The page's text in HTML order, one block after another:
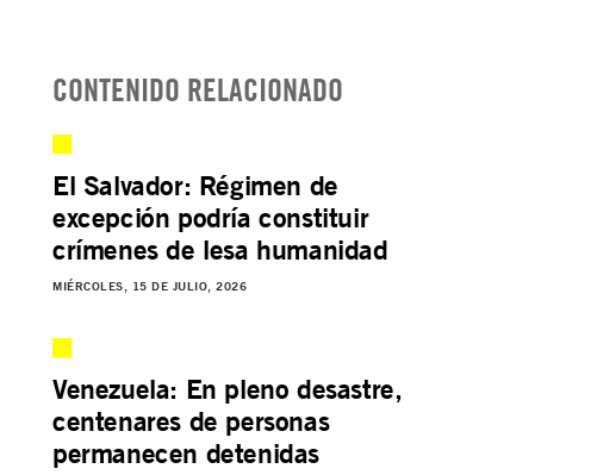
CONTENIDO RELACIONADO
El Salvador: Régimen de
excepción podría constituir
crímenes de lesa humanidad
MIÉRCOLES, 15 DE JULIO, 2026
Venezuela: En pleno desastre,
centenares de personas
permanecen detenidas